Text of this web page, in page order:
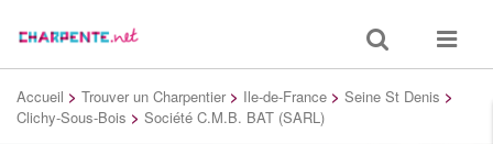
Toggle
search
Toggle
Accueil > Trouver un Charpentier > Ile-de-France > Seine St Denis >
Clichy-Sous-Bois > Société C.M.B. BAT (SARL)